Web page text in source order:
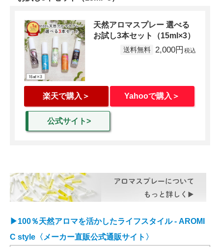
天然アロマスプレー 選べる
お試し3本セット（15ml×3）
2,000円
楽天で購入＞ Yahooで購入＞
公式サイト>
▶100％天然アロマを活かしたライフスタイル - AROMI
C style〈メーカー直販公式通販サイト〉